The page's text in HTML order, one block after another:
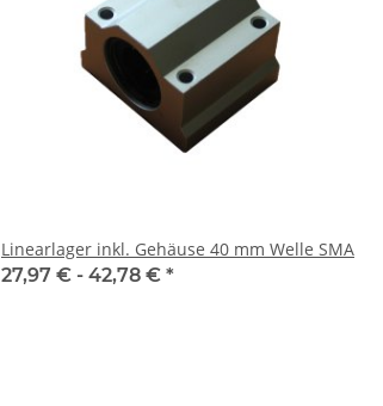
Linearlager inkl. Gehäuse 40 mm Welle SMA
27,97 € - 42,78 € *